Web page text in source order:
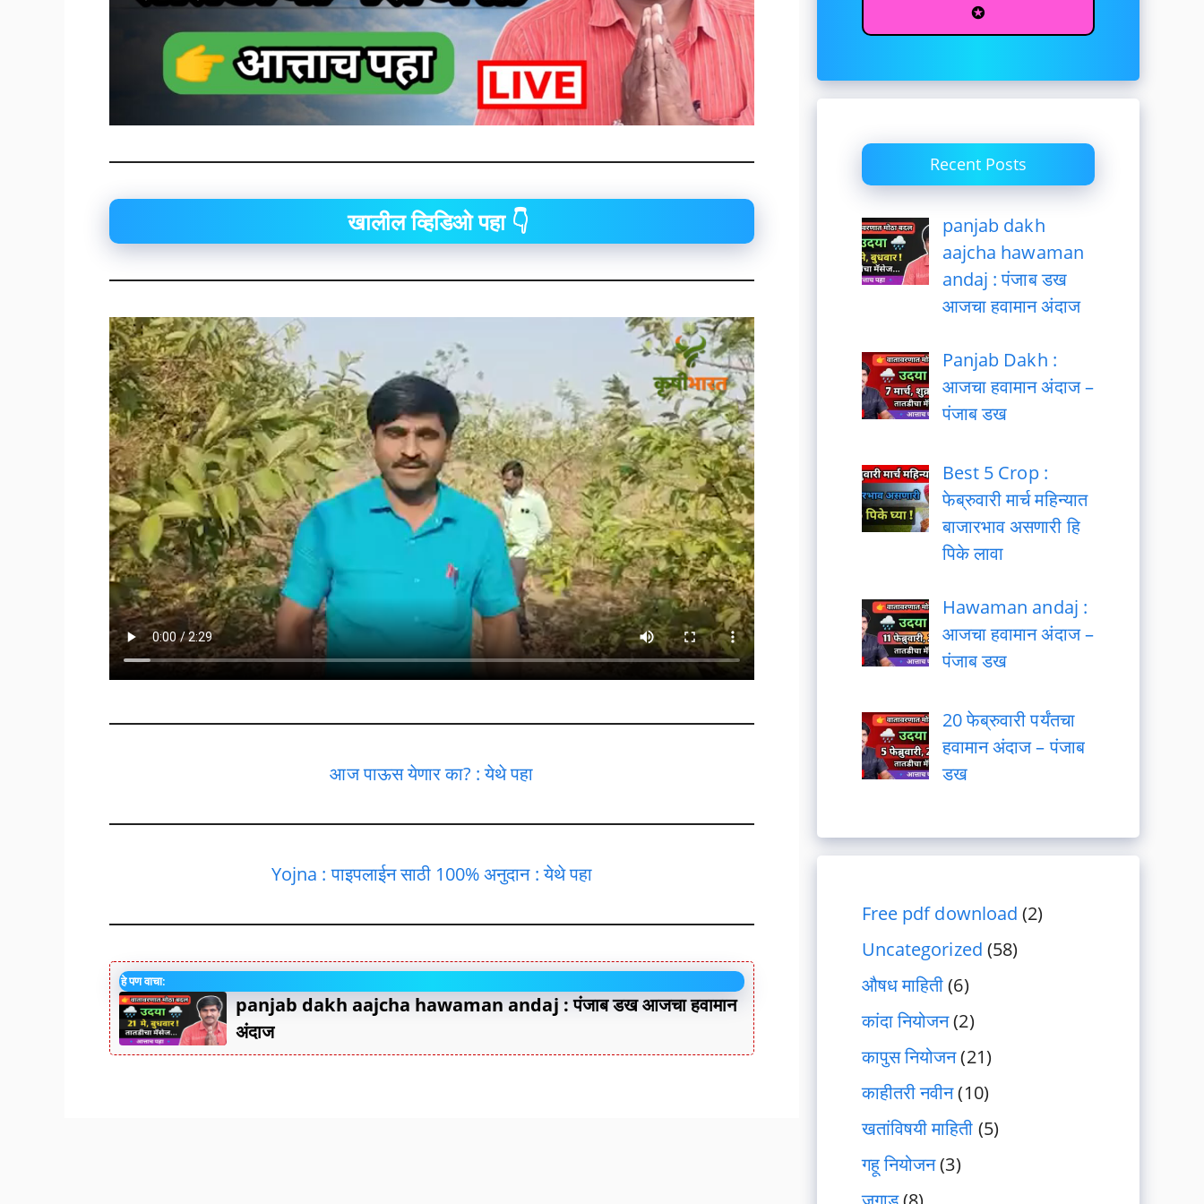
खालील व्हिडिओ पहा 👇
आज पाऊस येणार का? : येथे पहा
Yojna : पाइपलाईन साठी 100% अनुदान : येथे पहा
हे पण वाचा:
panjab dakh aajcha hawaman andaj : पंजाब डख आजचा हवामान
अंदाज
✪
Recent Posts
panjab dakh
aajcha hawaman
andaj : पंजाब डख
आजचा हवामान अंदाज
Panjab Dakh :
आजचा हवामान अंदाज –
पंजाब डख
Best 5 Crop :
फेब्रुवारी मार्च महिन्यात
बाजारभाव असणारी हि
पिके लावा
Hawaman andaj :
आजचा हवामान अंदाज –
पंजाब डख
20 फेब्रुवारी पर्यंतचा
हवामान अंदाज – पंजाब
डख
Free pdf download (2)
Uncategorized (58)
औषध माहिती(6)
कांदा नियोजन(2)
कापुस नियोजन(21)
काहीतरी नवीन(10)
खतांविषयी माहिती (5)
गहू नियोजन(3)